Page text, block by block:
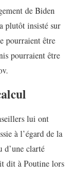
de Biden
plutôt insisté sur
pourraient être
pourraient être
lui ont
à l’égard de la
d’une clarté
dit à Poutine lors